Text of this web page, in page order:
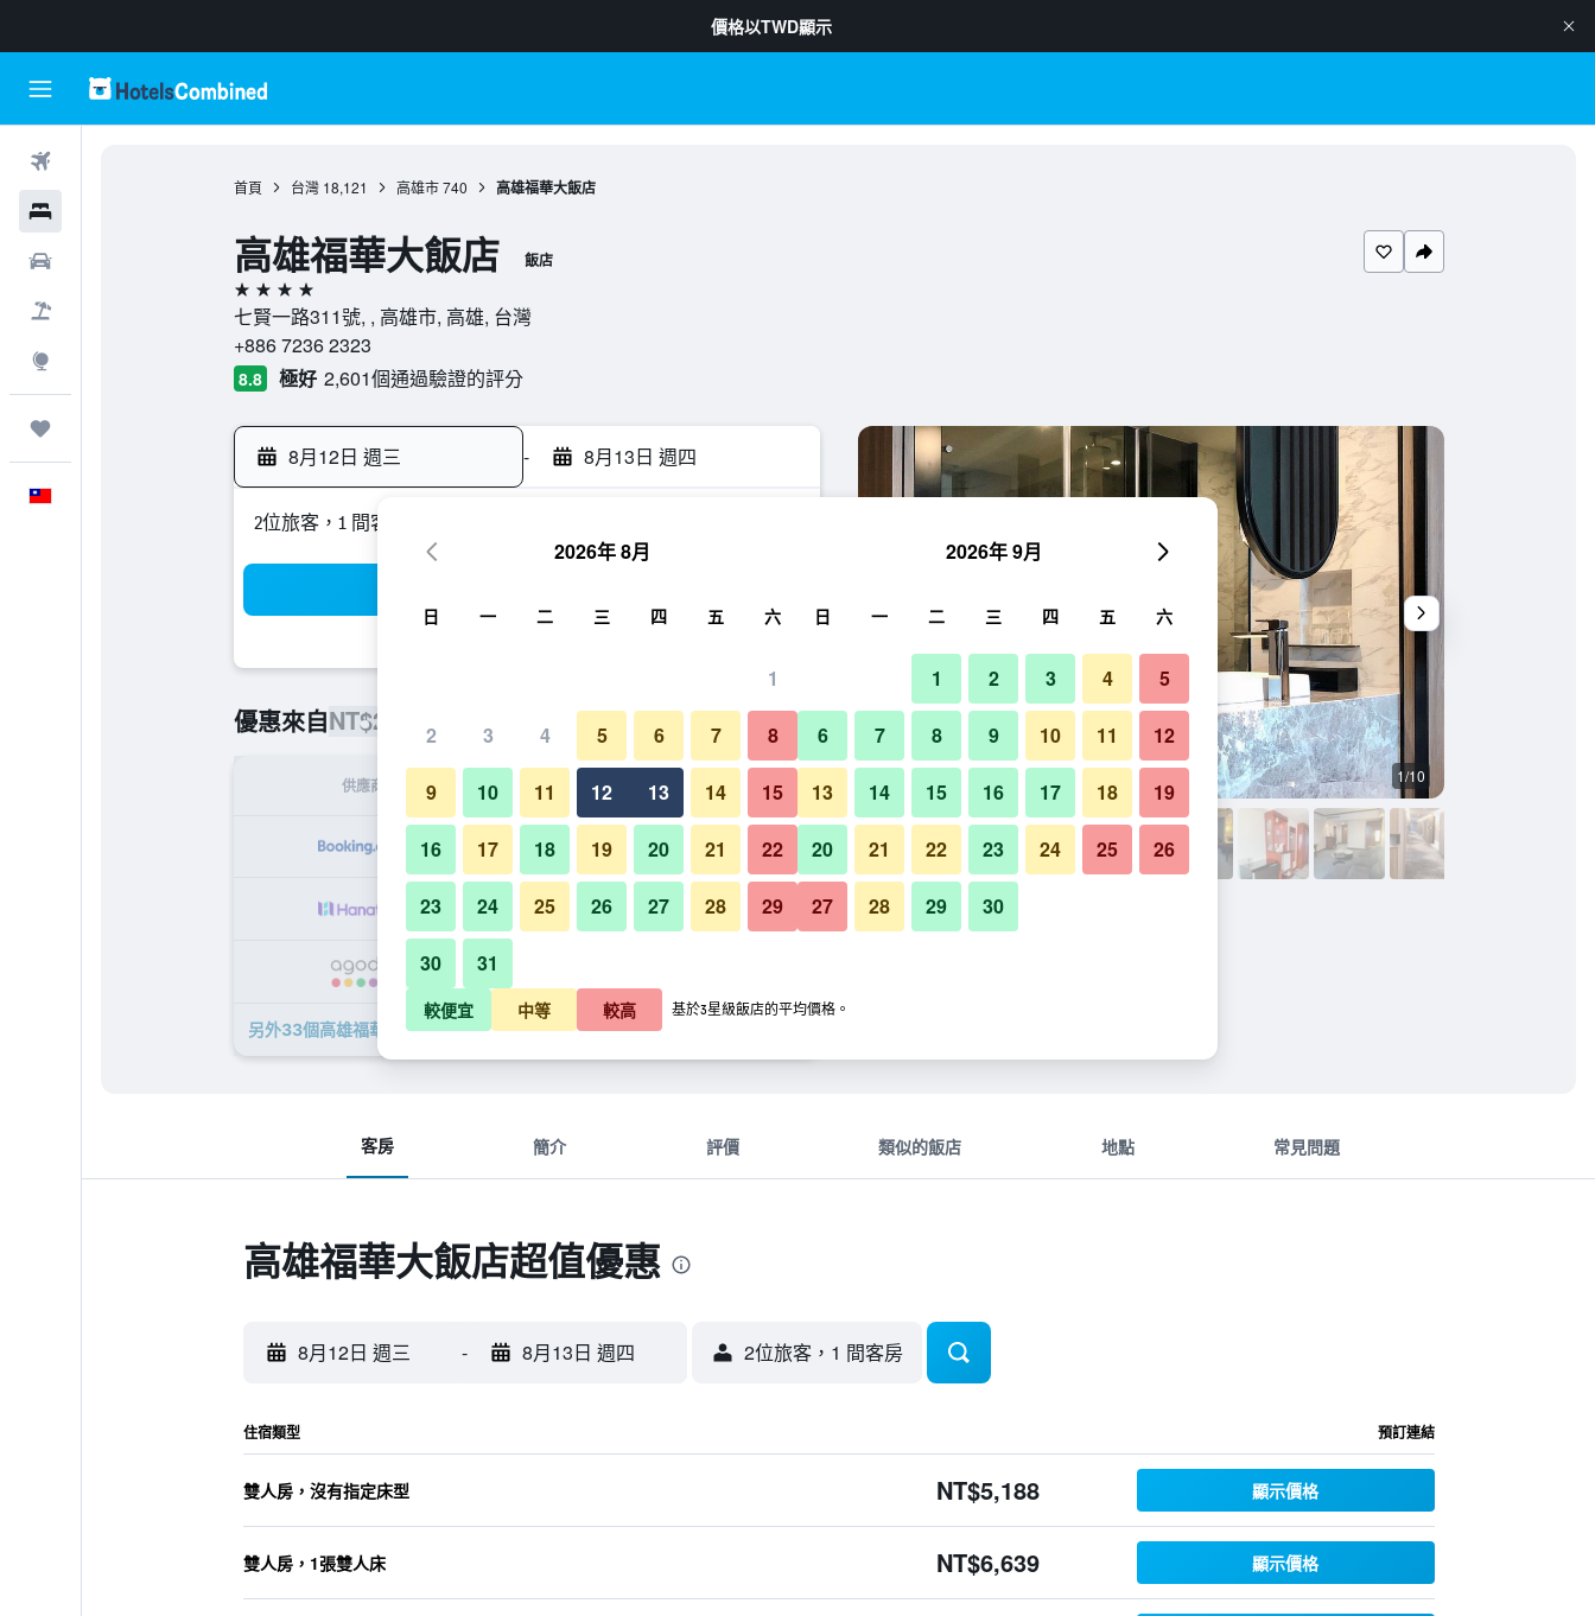
價格以TWD顯示
首頁 台灣 18,121 高雄市 740 高雄福華大飯店
高雄福華大飯店 飯店
4星級
七賢一路311號, , 高雄市, 高雄, 台灣
+886 7236 2323
8.8 極好 2,601個通過驗證的評分
8月12日 週三 - 8月13日 週四
2位旅客，1 間客房
優惠來自NT$2,829 最便宜的每晚價格
供應商 每晚總額
NT$2,829 查看優惠
NT$3,218 查看優惠
另外33個高雄福華大飯店​的優惠
其他 1/10
高雄福華大飯店的照片
客房 簡介 評價 類似的飯店 地點 常見問題
高雄福華大飯店超值優惠
8月12日 週三 - 8月13日 週四 2位旅客，1 間客房
住宿類型 預訂連結
雙人房，沒有指定床型 NT$5,188 顯示價格
雙人房，1張雙人床 NT$6,639 顯示價格
2026年 8月
日 一 二 三 四 五 六
1
2 3 4 5 6 7 8
9 10 11 12 13 14 15
16 17 18 19 20 21 22
23 24 25 26 27 28 29
30 31
2026年 9月
日 一 二 三 四 五 六
1 2 3 4 5
6 7 8 9 10 11 12
13 14 15 16 17 18 19
20 21 22 23 24 25 26
27 28 29 30
較便宜 中等 較高 基於3星級飯店的平均價格。